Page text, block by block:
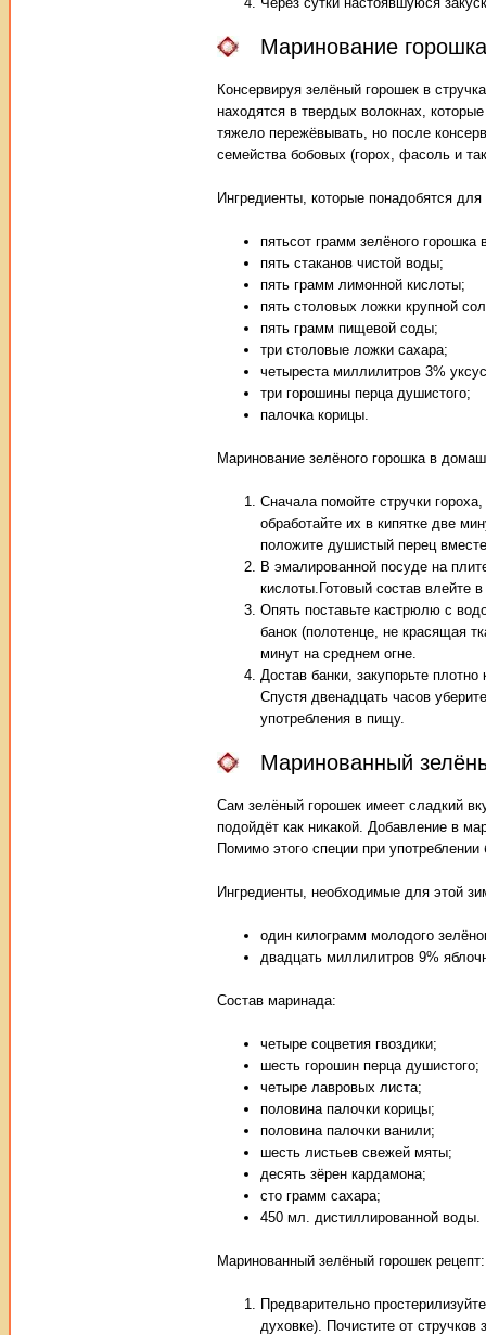
Маринование
Консервируя зелёный горошек в
находятся в твердых волокнах,
тяжело пережёвывать, но после
семейства бобовых (горох, фасоль и
Ингредиенты, которые понадобятся для
пятьсот грамм зелёного горошка
пять стаканов чистой воды;
пять грамм лимонной кислоты;
пять столовых ложки крупной
пять грамм пищевой соды;
три столовые ложки сахара;
четыреста миллилитров 3%
три горошины перца душистого;
палочка корицы.
Маринование зелёного горошка в
Сначала помойте стручки
обработайте их в кипятке две
положите душистый перец
В эмалированной посуде на
кислоты.Готовый состав влейте
Опять поставьте кастрюлю с
банок (полотенце, не красящая
минут на среднем огне.
Достав банки, закупорьте
Спустя двенадцать часов
употребления в пищу.
Маринованный
Сам зелёный горошек имеет сладкий
подойдёт как никакой. Добавление в
Помимо этого специи при
Ингредиенты, необходимые для этой
один килограмм молодого
двадцать миллилитров 9%
Состав маринада:
четыре соцветия гвоздики;
шесть горошин перца душистого;
четыре лавровых листа;
половина палочки корицы;
половина палочки ванили;
шесть листьев свежей мяты;
десять зёрен кардамона;
сто грамм сахара;
450 мл. дистиллированной воды.
Маринованный зелёный горошек рецепт:
Предварительно
духовке). Почистите от